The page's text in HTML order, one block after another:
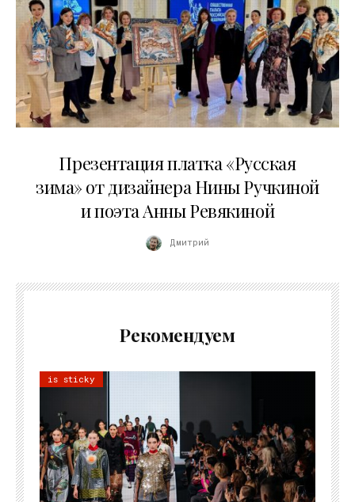
Презентация платка «Русская
зима» от дизайнера Нины Ручкиной
и поэта Анны Ревякиной
Дмитрий
Рекомендуем
is sticky